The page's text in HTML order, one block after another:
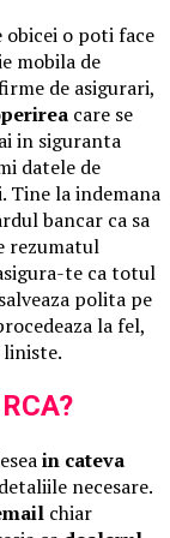
obicei o poti face
mobila de
de asigurari,
care se
in siguranta
datele de
Tine la indemana
bancar ca sa
rezumatul
te ca totul
polita pe
la fel,
in cateva
necesare.
chiar